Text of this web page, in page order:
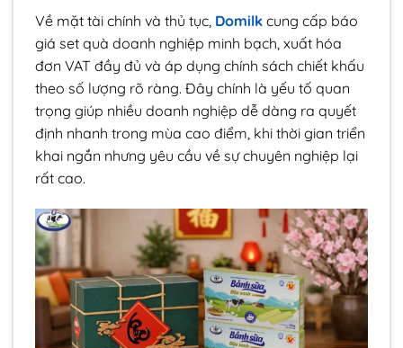
Về mặt tài chính và thủ tục, Domilk cung cấp báo
giá set quà doanh nghiệp minh bạch, xuất hóa
đơn VAT đầy đủ và áp dụng chính sách chiết khấu
theo số lượng rõ ràng. Đây chính là yếu tố quan
trọng giúp nhiều doanh nghiệp dễ dàng ra quyết
định nhanh trong mùa cao điểm, khi thời gian triển
khai ngắn nhưng yêu cầu về sự chuyên nghiệp lại
rất cao.